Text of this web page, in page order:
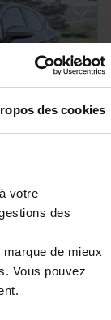
des cookies
votre
des
de mieux
Vous pouvez
auto